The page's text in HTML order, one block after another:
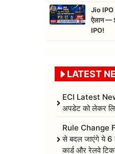
Jio
ऐलान —
IPO!
LATEST
ECI Latest
अपडेट को लेकर
Rule Change
से बदल जाएंगे ये 6
कार्ड और रेलवे